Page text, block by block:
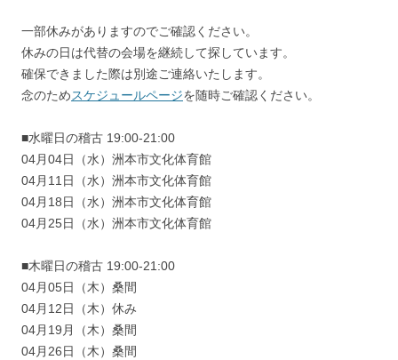
一部休みがありますのでご確認ください。
休みの日は代替の会場を継続して探しています。
確保できました際は別途ご連絡いたします。
念のためスケジュールページを随時ご確認ください。
■水曜日の稽古 19:00-21:00
04月04日（水）洲本市文化体育館
04月11日（水）洲本市文化体育館
04月18日（水）洲本市文化体育館
04月25日（水）洲本市文化体育館
■木曜日の稽古 19:00-21:00
04月05日（木）桑間
04月12日（木）休み
04月19月（木）桑間
04月26日（木）桑間